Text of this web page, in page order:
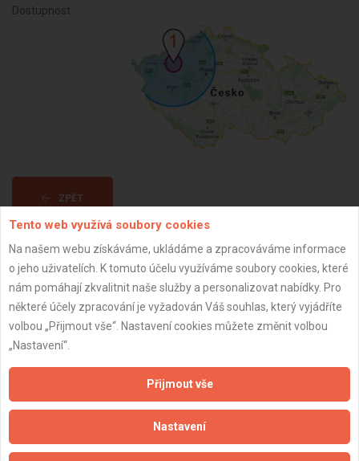
Dostupnost:
ZPĚT
Aktualizováno z portálu ARES dne 01.12.2024 07:00:09
Naše firmy a řemeslníci
Zpracování a ochrana osobních údajů
Zásady pro používání souborů cookie
Tento web využívá soubory cookies
Na našem webu získáváme, ukládáme a zpracováváme informace
o jeho uživatelích. K tomuto účelu využíváme soubory cookies, které
nám pomáhají zkvalitnit naše služby a personalizovat nabídky. Pro
některé účely zpracování je vyžadován Váš souhlas, který vyjádříte
volbou „Přijmout vše“. Nastavení cookies můžete změnit volbou
„Nastavení“.
Přijmout vše
Nastavení